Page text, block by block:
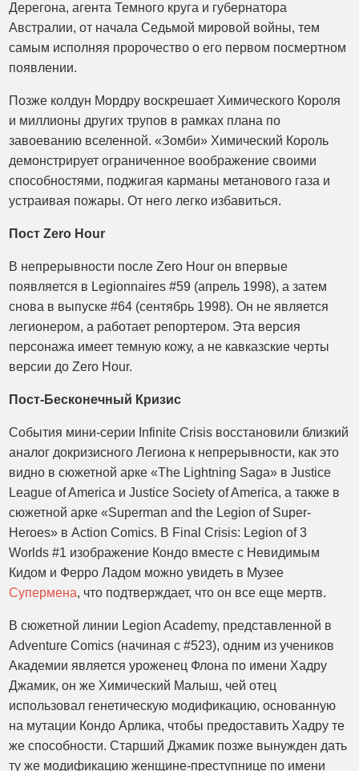
Дерегона, агента Темного круга и губернатора
Австралии, от начала Седьмой мировой войны, тем
самым исполняя пророчество о его первом посмертном
появлении.
Позже колдун Мордру воскрешает Химического Короля
и миллионы других трупов в рамках плана по
завоеванию вселенной. «Зомби» Химический Король
демонстрирует ограниченное воображение своими
способностями, поджигая карманы метанового газа и
устраивая пожары. От него легко избавиться.
Пост Zero Hour
В непрерывности после Zero Hour он впервые
появляется в Legionnaires #59 (апрель 1998), а затем
снова в выпуске #64 (сентябрь 1998). Он не является
легионером, а работает репортером. Эта версия
персонажа имеет темную кожу, а не кавказские черты
версии до Zero Hour.
Пост-Бесконечный Кризис
События мини-серии Infinite Crisis восстановили близкий
аналог докризисного Легиона к непрерывности, как это
видно в сюжетной арке «The Lightning Saga» в Justice
League of America и Justice Society of America, а также в
сюжетной арке «Superman and the Legion of Super-
Heroes» в Action Comics. В Final Crisis: Legion of 3
Worlds #1 изображение Кондо вместе с Невидимым
Кидом и Ферро Ладом можно увидеть в Музее
Супермена, что подтверждает, что он все еще мертв.
В сюжетной линии Legion Academy, представленной в
Adventure Comics (начиная с #523), одним из учеников
Академии является уроженец Флона по имени Хадру
Джамик, он же Химический Малыш, чей отец
использовал генетическую модификацию, основанную
на мутации Кондо Арлика, чтобы предоставить Хадру те
же способности. Старший Джамик позже вынужден дать
ту же модификацию женщине-преступнице по имени